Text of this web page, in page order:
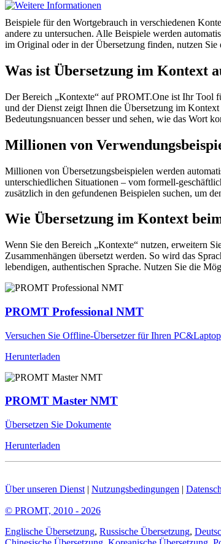
Beispiele für den Wortgebrauch in verschiedenen
andere zu untersuchen. Alle Beispiele werden
im Original oder in der Übersetzung finden, nutzen
Was ist Übersetzung im Kontext
Der Bereich „Kontexte“ auf PROMT.One ist Ihr Tool
und der Dienst zeigt Ihnen die Übersetzung im
Bedeutungsnuancen besser und sehen, wie das Wort
Millionen von
Millionen von Übersetzungsbeispielen werden
unterschiedlichen Situationen – vom formell-
zusätzlich in den gefundenen Beispielen suchen, um
Wie Übersetzung im Kontext
Wenn Sie den Bereich „Kontexte“ nutzen, erweitern
Zusammenhängen übersetzt werden. So wird das
lebendigen, authentischen Sprache. Nutzen Sie die
PROMT Professional NMT
Versuchen Sie Offline-Übersetzer für Ihren PC&Laptop
Herunterladen
PROMT Master NMT
Übersetzen Sie Dokumente
Herunterladen
Über unseren Dienst | Nutzungsbedingungen |
© PROMT, 2010 - 2026
Englische Übersetzung, Russische Übersetzung,